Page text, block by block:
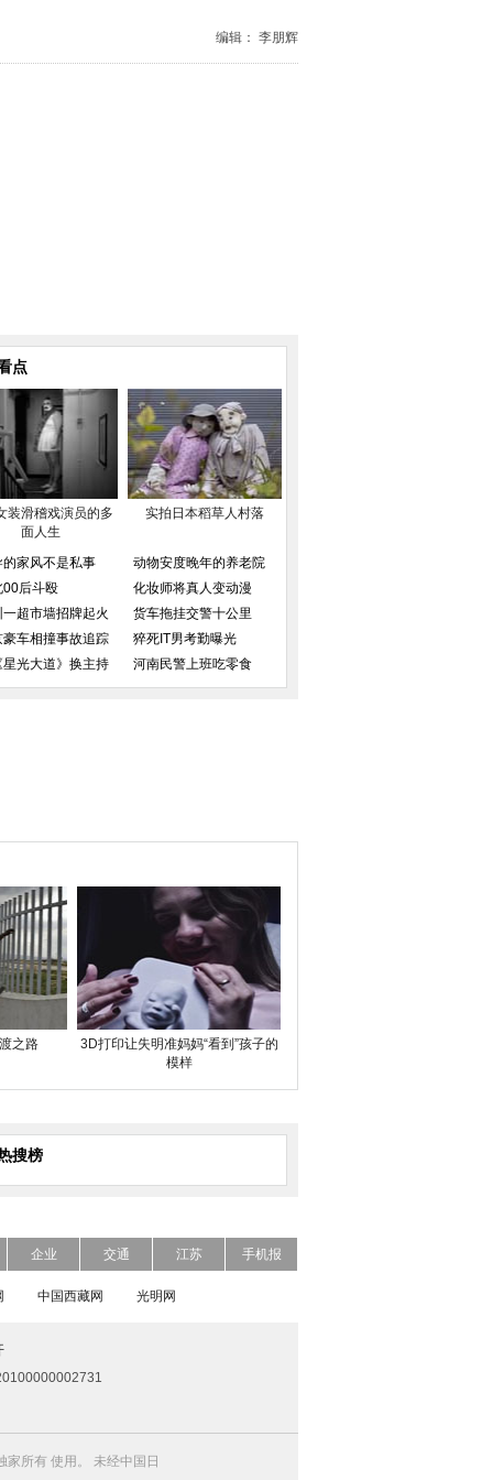
编辑： 李朋辉
点
装滑稽戏演员的多
面人生
实拍日本稻草人村落
的家风不是私事
00后斗殴
一超市墙招牌起火
豪车相撞事故追踪
星光大道》换主持
动物安度晚年的养老院
化妆师将真人变动漫
货车拖挂交警十公里
猝死IT男考勤曝光
河南民警上班吃零食
之路
3D打印让失明准妈妈“看到”孩子的
模样
搜榜
企业 交通 江苏 手机报
中国西藏网 光明网
所有 使用。 未经中国日